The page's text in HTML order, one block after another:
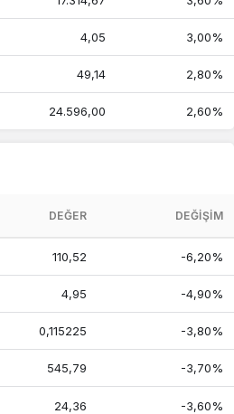
4,05 3,00%
49,14 2,80%
24.596,00 2,60%
DEĞER DEĞIŞIM
110,52 -6,20%
4,95 -4,90%
0,115225 -3,80%
545,79 -3,70%
24,36 -3,60%